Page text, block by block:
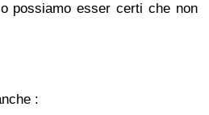
possiamo esser certi che non
: